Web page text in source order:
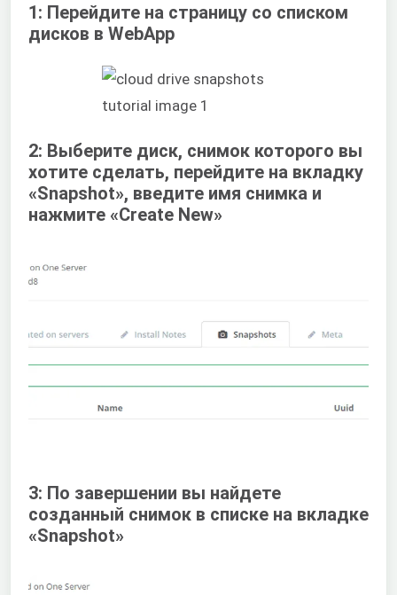
1: Перейдите на страницу со списком
дисков в WebApp
2: Выберите диск, снимок которого вы
хотите сделать, перейдите на вкладку
«Snapshot», введите имя снимка и
нажмите «Create New»
3: По завершении вы найдете
созданный снимок в списке на вкладке
«Snapshot»